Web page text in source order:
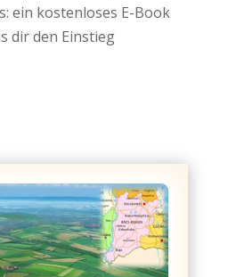
ein kostenloses E-Book
dir den Einstieg